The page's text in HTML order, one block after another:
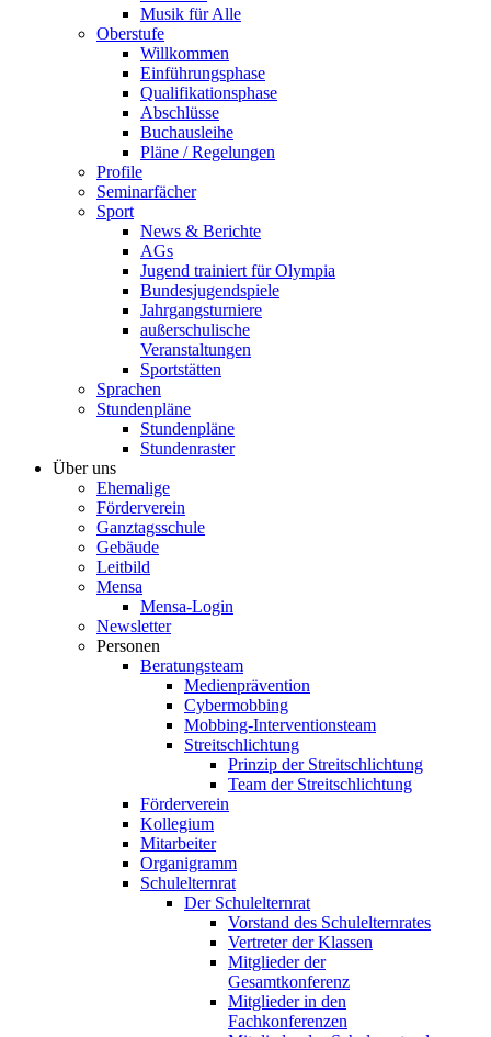
Musik für Alle
Oberstufe
Willkommen
Einführungsphase
Qualifikationsphase
Abschlüsse
Buchausleihe
Pläne / Regelungen
Profile
Seminarfächer
Sport
News & Berichte
AGs
Jugend trainiert für Olympia
Bundesjugendspiele
Jahrgangsturniere
außerschulische
Veranstaltungen
Sportstätten
Sprachen
Stundenpläne
Stundenpläne
Stundenraster
Über uns
Ehemalige
Förderverein
Ganztagsschule
Gebäude
Leitbild
Mensa
Mensa-Login
Newsletter
Personen
Beratungsteam
Medienprävention
Cybermobbing
Mobbing-Interventionsteam
Streitschlichtung
Prinzip der Streitschlichtung
Team der Streitschlichtung
Förderverein
Kollegium
Mitarbeiter
Organigramm
Schulelternrat
Der Schulelternrat
Vorstand des Schulelternrates
Vertreter der Klassen
Mitglieder der
Gesamtkonferenz
Mitglieder in den
Fachkonferenzen